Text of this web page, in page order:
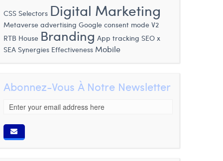
CSS Selectors Digital Marketing
Metaverse advertising Google consent mode V2
RTB House Branding App tracking SEO x
SEA Synergies Effectiveness Mobile
Abonnez-Vous À Notre Newsletter